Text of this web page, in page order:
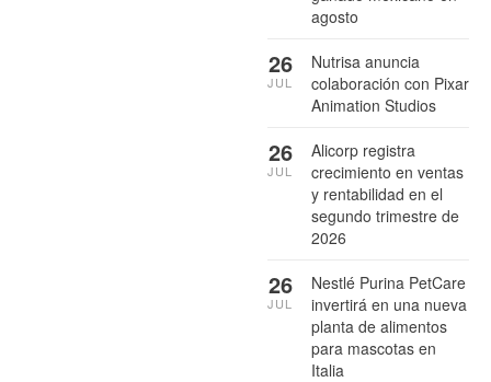
agosto
Nutrisa anuncia
colaboración con Pixar
Animation Studios
26
JUL
Alicorp registra
crecimiento en ventas
y rentabilidad en el
segundo trimestre de
2026
26
JUL
Nestlé Purina PetCare
invertirá en una nueva
planta de alimentos
para mascotas en
Italia
26
JUL